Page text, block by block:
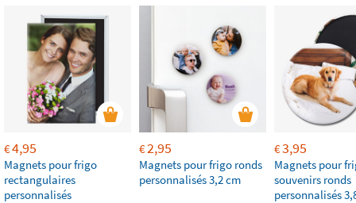
€4,95
Magnets pour frigo
rectangulaires
personnalisés
€2,95
Magnets pour frigo ronds
personnalisés 3,2 cm
€3,95
Magnets pour
souvenirs ronds
personnalisés